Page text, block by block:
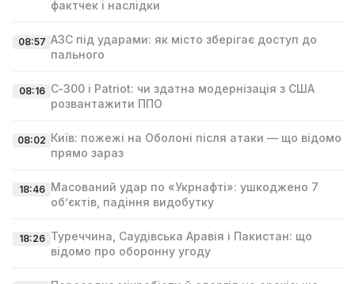
фактчек і наслідки
08:57 АЗС під ударами: як місто зберігає доступ до
пального
08:16 С‑300 і Patriot: чи здатна модернізація з США
розвантажити ППО
08:02 Київ: пожежі на Оболоні після атаки — що відомо
прямо зараз
18:46 Масований удар по «Укрнафті»: ушкоджено 7
об’єктів, падіння видобутку
18:26 Туреччина, Саудівська Аравія і Пакистан: що
відомо про оборонну угоду